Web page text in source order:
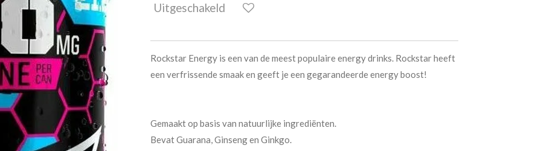
Uitgeschakeld
Rockstar Energy is een van de meest populaire energy drinks. Rockstar heeft
een verfrissende smaak en geeft je een gegarandeerde energy boost!
Gemaakt op basis van natuurlijke ingrediënten.
Bevat Guarana, Ginseng en Ginkgo.